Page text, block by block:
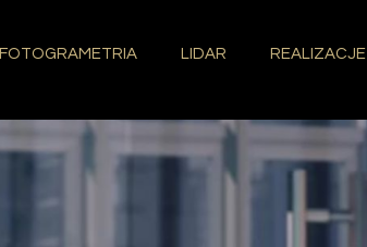
FOTOGRAMETRIA LIDAR REALIZACJE